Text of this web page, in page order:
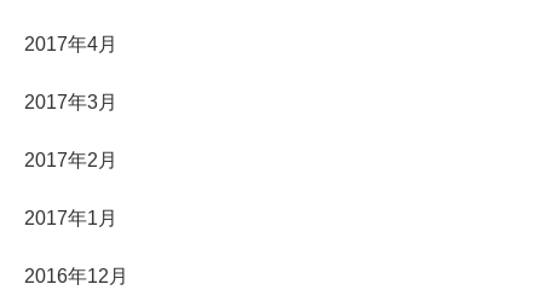
2017年4月
2017年3月
2017年2月
2017年1月
2016年12月